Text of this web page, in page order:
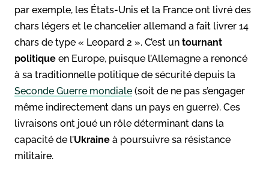
par exemple, les États-Unis et la France ont livré des
chars légers et le chancelier allemand a fait livrer 14
chars de type « Leopard 2 ». C’est un tournant
politique en Europe, puisque l’Allemagne a renoncé
à sa traditionnelle politique de sécurité depuis la
Seconde Guerre mondiale (soit de ne pas s’engager
même indirectement dans un pays en guerre). Ces
livraisons ont joué un rôle déterminant dans la
capacité de l’Ukraine à poursuivre sa résistance
militaire.